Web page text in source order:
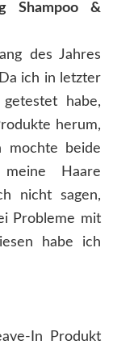
Shampoo &
des Jahres
ich in letzter
habe,
herum,
mochte beide
Haare
nicht sagen,
Probleme mit
habe ich
In Produkt